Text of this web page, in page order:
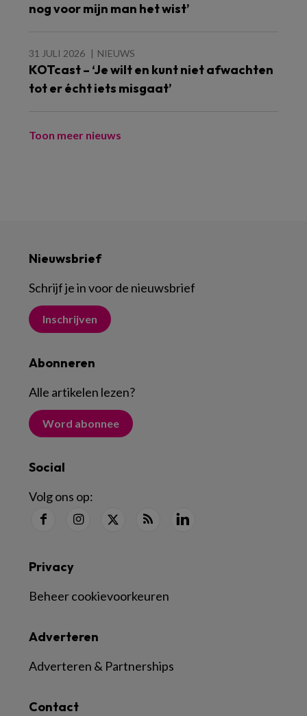
nog voor mijn man het wist’
31 JULI 2026 NIEUWS
KOTcast – ‘Je wilt en kunt niet afwachten
tot er écht iets misgaat’
Toon meer nieuws
Nieuwsbrief
Schrijf je in voor de nieuwsbrief
Inschrijven
Abonneren
Alle artikelen lezen?
Word abonnee
Social
Volg ons op:
Contact
Adverteren
Adverteren & Partnerships
Privacy
Beheer cookievoorkeuren